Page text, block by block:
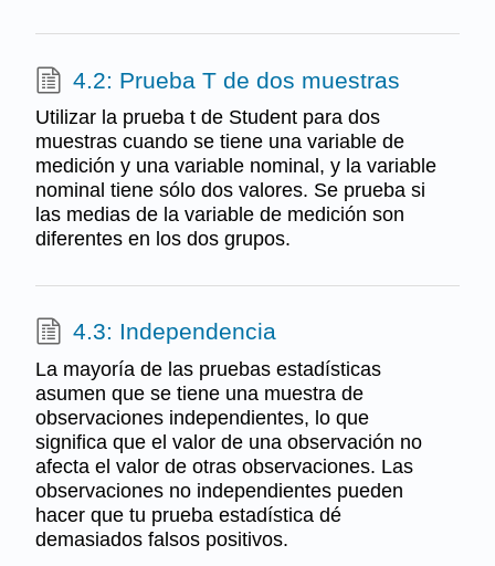
4.2: Prueba T de dos muestras
Utilizar la prueba t de Student para dos
muestras cuando se tiene una variable de
medición y una variable nominal, y la variable
nominal tiene sólo dos valores. Se prueba si
las medias de la variable de medición son
diferentes en los dos grupos.
4.3: Independencia
La mayoría de las pruebas estadísticas
asumen que se tiene una muestra de
observaciones independientes, lo que
significa que el valor de una observación no
afecta el valor de otras observaciones. Las
observaciones no independientes pueden
hacer que tu prueba estadística dé
demasiados falsos positivos.